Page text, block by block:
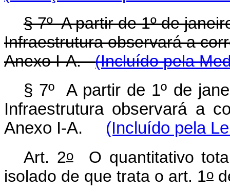
§ 7º A partir de 1º de
Infraestrutura observará a
Anexo I-A.(Incluído pela
§ 7º A partir de 1º de
Infraestrutura observará a
Anexo I-A.
(Incluído pela
Art. 2oO quantitativo
isolado de que trata o art. 1o